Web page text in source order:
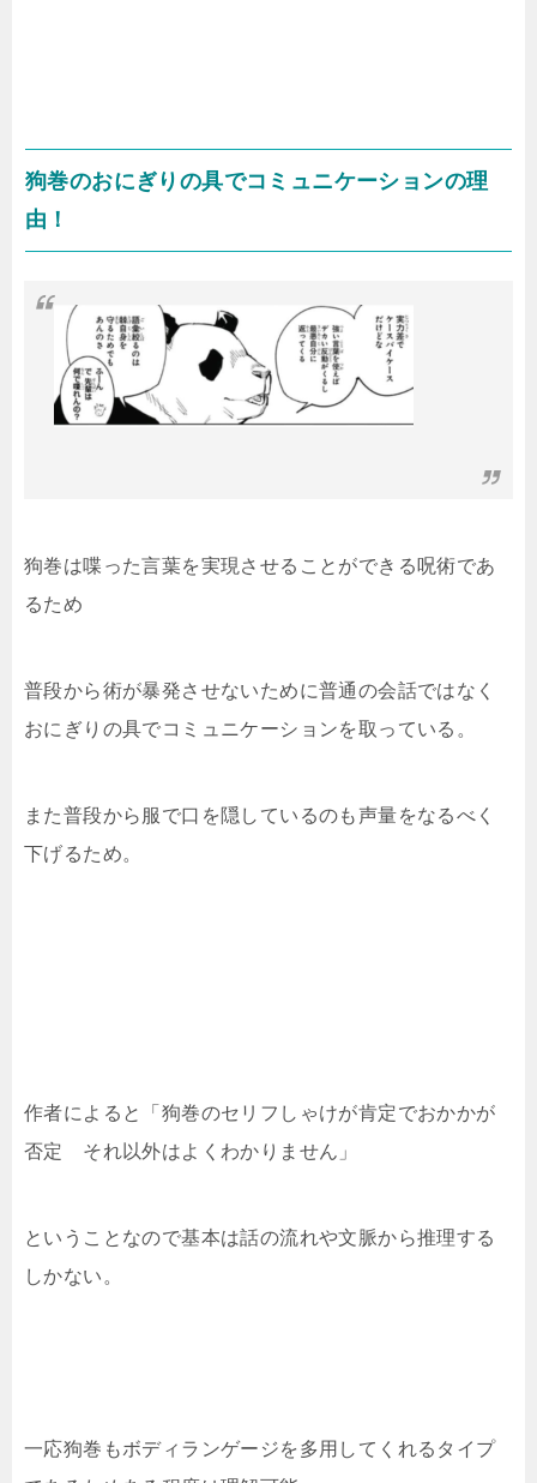
狗巻のおにぎりの具でコミュニケーションの理
由！
狗巻は喋った言葉を実現させることができる呪術であ
るため
普段から術が暴発させないために普通の会話ではなく
おにぎりの具でコミュニケーションを取っている。
また普段から服で口を隠しているのも声量をなるべく
下げるため。
作者によると「狗巻のセリフしゃけが肯定でおかかが
否定 それ以外はよくわかりません」
ということなので基本は話の流れや文脈から推理する
しかない。
一応狗巻もボディランゲージを多用してくれるタイプ